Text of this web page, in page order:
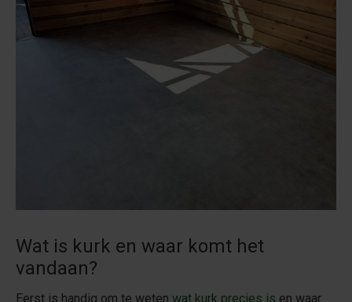
Wat is kurk en waar komt het
vandaan?
Eerst is handig om te weten wat kurk precies is en waar